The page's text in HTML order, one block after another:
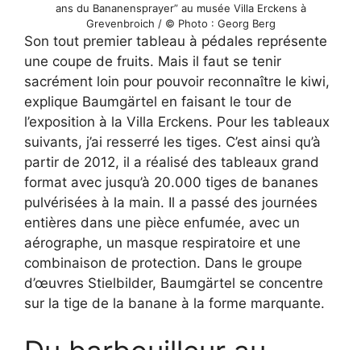
ans du Bananensprayer” au musée Villa Erckens à
Grevenbroich / © Photo : Georg Berg
Son tout premier tableau à pédales représente
une coupe de fruits. Mais il faut se tenir
sacrément loin pour pouvoir reconnaître le kiwi,
explique Baumgärtel en faisant le tour de
l’exposition à la Villa Erckens. Pour les tableaux
suivants, j’ai resserré les tiges. C’est ainsi qu’à
partir de 2012, il a réalisé des tableaux grand
format avec jusqu’à 20.000 tiges de bananes
pulvérisées à la main. Il a passé des journées
entières dans une pièce enfumée, avec un
aérographe, un masque respiratoire et une
combinaison de protection. Dans le groupe
d’œuvres Stielbilder, Baumgärtel se concentre
sur la tige de la banane à la forme marquante.